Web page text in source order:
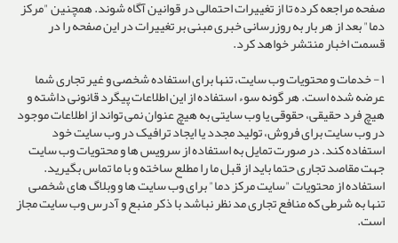
صفحه مراجعه کرده تا از تغییرات احتمالی در قوانین آگاه شوند. همچنین "مرکز
دما" بعد از هر بار به روزرسانی خبری مبنی بر تغییرات در این صفحه را در
قسمت اخبار منتشر خواهد کرد.
١ - خدمات و محتویات وب سایت، تنها برای استفاده شخصی و غیر تجاری شما
عرضه شده است. هر گونه سوء استفاده از این اطلاعات پیگرد قانونی داشته و
هیچ فرد حقیقی، حقوقی یا وب سایتی به هیچ عنوان نمی تواند از اطلاعات موجود
در وب سایت برای فروش، تولید مجدد یا ایجاد ترافیک در وب سایت خود
استفاده کند. در صورت تمایل به استفاده از سرویس ها و محتویات وب سایت
جهت مقاصد تجاری حتما باید از قبل ما را مطلع ساخته و با ما تماس بگیرید.
استفاده از محتویات "سایت مرکز دما" برای وب سایت ها و وبلاگ های شخصی
تنها به شرطی که منافع تجاری مد نظر نباشد با ذکر منبع و آدرس وب سایت مجاز
است.